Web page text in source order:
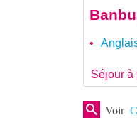
Séjour à
Voir